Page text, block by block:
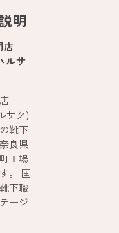
明
店
ルサ
サク)
靴下
良県
工場
。 国
下職
ージ